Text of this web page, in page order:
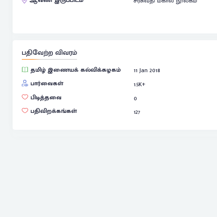
பதிவேற்ற விவரம்
தமிழ் இணையக் கல்விக்கழகம்
11 Jan 2018
பார்வைகள்
1.5K+
பிடித்தவை
0
பதிவிறக்கங்கள்
127